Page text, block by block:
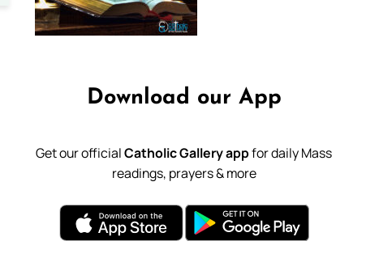
Download our App
Get our officialCatholic Gallery appfor daily Mass
readings, prayers & more